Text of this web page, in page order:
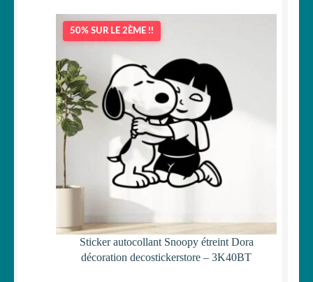
50% SUR LE 2ÈME !!
Sticker autocollant Snoopy étreint Dora
décoration decostickerstore – 3K40BT